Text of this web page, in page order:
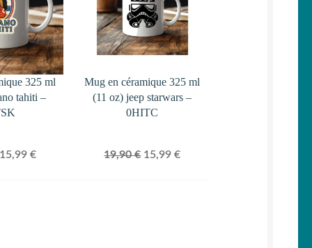
325 ml
tahiti –
Le
15,99€Le
Mug en céramique 325 ml
(11 oz) jeep starwars –
0HITC
19,90€ Le
15,99€Le